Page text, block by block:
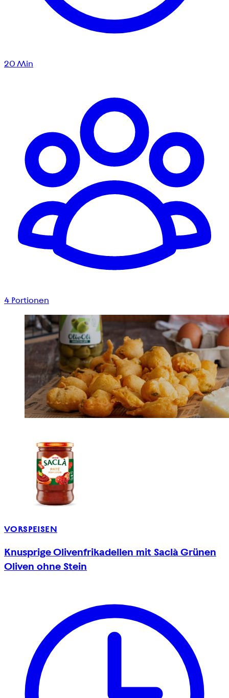
20 Min
4 Portionen
VORSPEISEN
Knusprige Olivenfrikadellen mit Saclà Grünen
Oliven ohne Stein